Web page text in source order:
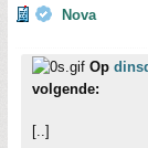
Nova
Op
volgende:
[..]